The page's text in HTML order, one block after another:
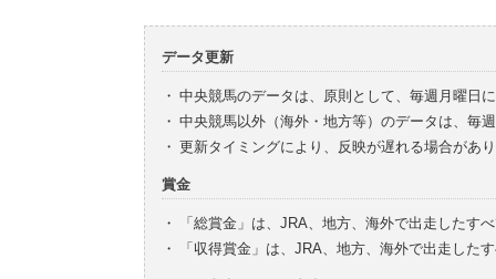
データ更新
・ 中央競馬のデータは、原則として、毎週月曜日
・ 中央競馬以外（海外・地方等）のデータは、毎
・ 更新タイミングにより、反映が遅れる場合があ
賞金
・
「総賞金」は、JRA、地方、海外で出走したす
・
「収得賞金」は、JRA、地方、海外で出走した